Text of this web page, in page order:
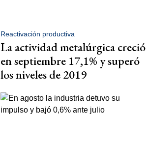
Reactivación productiva
La actividad metalúrgica creció
en septiembre 17,1% y superó
los niveles de 2019